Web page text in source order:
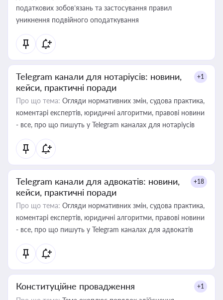
податкових зобов’язань та застосування правил
уникнення подвійного оподаткування
Telegram канали для нотаріусів: новини,
кейси, практичні поради
+1
Про що тема: Огляди нормативних змін, судова практика,
коментарі експертів, юридичні алгоритми, правові новини
- все, про що пишуть у Telegram каналах для нотаріусів
Telegram канали для адвокатів: новини,
кейси, практичні поради
+18
Про що тема: Огляди нормативних змін, судова практика,
коментарі експертів, юридичні алгоритми, правові новини
- все, про що пишуть у Telegram каналах для адвокатів
Конституційне провадження +1